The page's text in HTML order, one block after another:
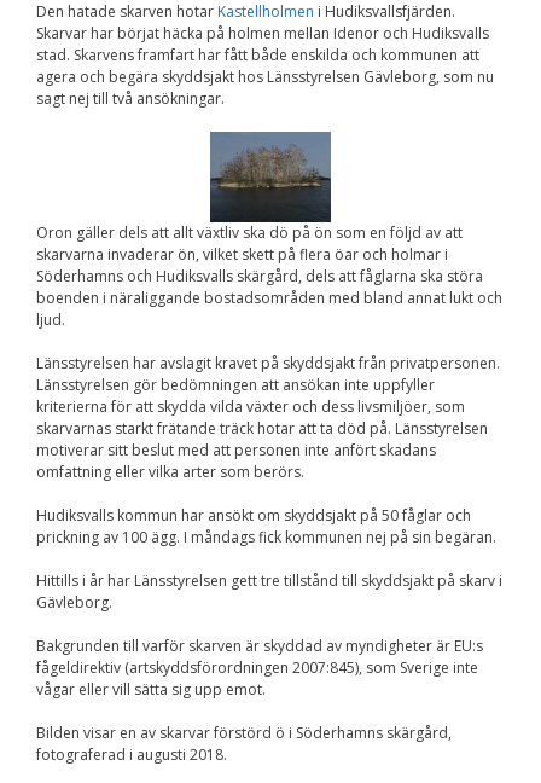
Den hatade skarven hotar Kastellholmen i Hudiksvallsfjärden.
Skarvar har börjat häcka på holmen mellan Idenor och Hudiksvalls
stad. Skarvens framfart har fått både enskilda och kommunen att
agera och begära skyddsjakt hos Länsstyrelsen Gävleborg, som nu
sagt nej till två ansökningar.
Oron gäller dels att allt växtliv ska dö på ön som en följd av att
skarvarna invaderar ön, vilket skett på flera öar och holmar i
Söderhamns och Hudiksvalls skärgård, dels att fåglarna ska störa
boenden i näraliggande bostadsområden med bland annat lukt och
ljud.
Länsstyrelsen har avslagit kravet på skyddsjakt från privatpersonen.
Länsstyrelsen gör bedömningen att ansökan inte uppfyller
kriterierna för att skydda vilda växter och dess livsmiljöer, som
skarvarnas starkt frätande träck hotar att ta död på. Länsstyrelsen
motiverar sitt beslut med att personen inte anfört skadans
omfattning eller vilka arter som berörs.
Hudiksvalls kommun har ansökt om skyddsjakt på 50 fåglar och
prickning av 100 ägg. I måndags fick kommunen nej på sin begäran.
Hittills i år har Länsstyrelsen gett tre tillstånd till skyddsjakt på skarv i
Gävleborg.
Bakgrunden till varför skarven är skyddad av myndigheter är EU:s
fågeldirektiv (artskyddsförordningen 2007:845), som Sverige inte
vågar eller vill sätta sig upp emot.
Bilden visar en av skarvar förstörd ö i Söderhamns skärgård,
fotograferad i augusti 2018.
för att
hemsidan över
huvud taget
ska fungera.
kunna
förbättra
hemsidans
funktionalitet
och
hur
hemsidan
För att vår
hemsida ska
under ditt